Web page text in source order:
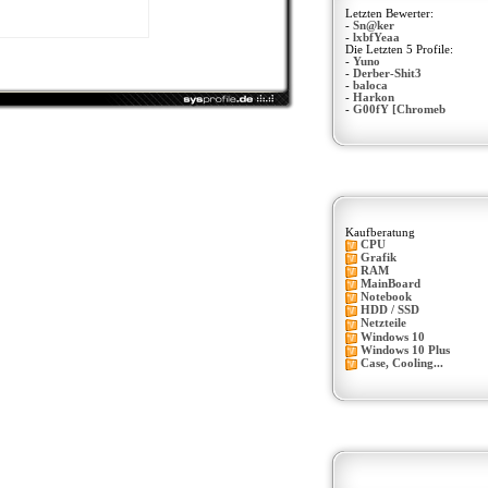
Letzten Bewerter:
- Sn@ker
- lxbfYeaa
Die Letzten 5 Profile:
- Yuno
- Derber-Shit3
- baloca
- Harkon
- G00fY [Chromeb
Kaufberatung
CPU
Grafik
RAM
MainBoard
Notebook
HDD / SSD
Netzteile
Windows 10
Windows 10 Plus
Case, Cooling...